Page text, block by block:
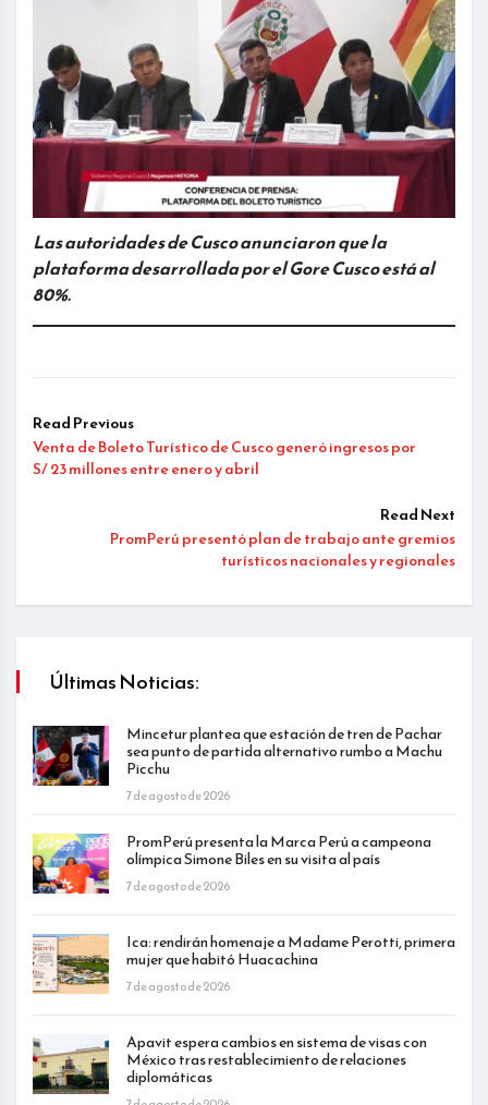
Las autoridades de Cusco anunciaron que la
plataforma desarrollada por el Gore Cusco está al
80%.
Read Previous
Venta de Boleto Turístico de Cusco generó ingresos por
S/ 23 millones entre enero y abril
Read Next
PromPerú presentó plan de trabajo ante gremios
turísticos nacionales y regionales
Últimas Noticias:
Mincetur plantea que estación de tren de Pachar
sea punto de partida alternativo rumbo a Machu
Picchu
7 de agosto de 2026
PromPerú presenta la Marca Perú a campeona
olímpica Simone Biles en su visita al país
7 de agosto de 2026
Ica: rendirán homenaje a Madame Perotti, primera
mujer que habitó Huacachina
7 de agosto de 2026
Apavit espera cambios en sistema de visas con
México tras restablecimiento de relaciones
diplomáticas